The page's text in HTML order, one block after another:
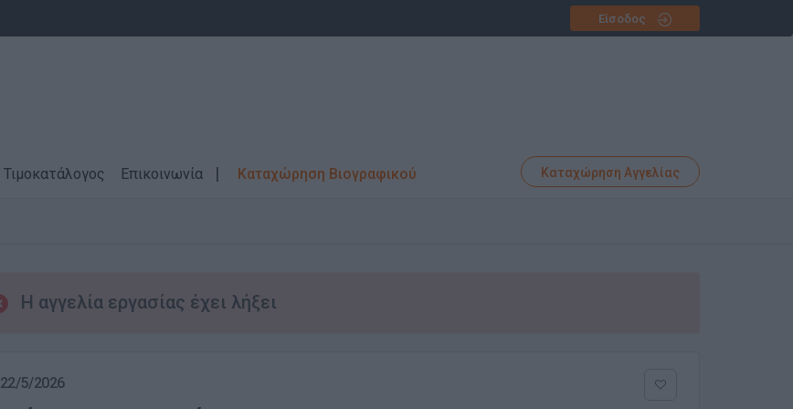
Είσοδος
Τιμοκατάλογος Επικοινωνία Καταχώρηση Βιογραφικού Καταχώρηση Αγγελίας
Η αγγελία εργασίας έχει λήξει
22/5/2026